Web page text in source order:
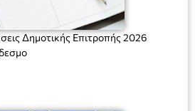
Δημοτικής Επιτροπής 2026